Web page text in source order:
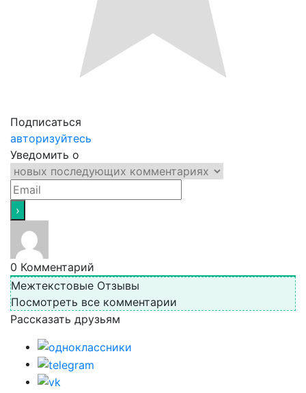
Подписаться
авторизуйтесь
Уведомить о
0 Комментарий
Межтекстовые Отзывы
Посмотреть все комментарии
Рассказать друзьям